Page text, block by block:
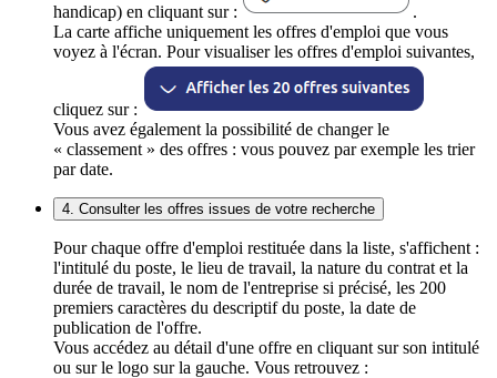
handicap) en cliquant sur :
.
La carte affiche uniquement les offres d'emploi que vous
voyez à l'écran. Pour visualiser les offres d'emploi suivantes,
cliquez sur :
Vous avez également la possibilité de changer le
« classement » des offres : vous pouvez par exemple les trier
par date.
4. Consulter les offres issues de votre recherche
Pour chaque offre d'emploi restituée dans la liste, s'affichent :
l'intitulé du poste, le lieu de travail, la nature du contrat et la
durée de travail, le nom de l'entreprise si précisé, les 200
premiers caractères du descriptif du poste, la date de
publication de l'offre.
Vous accédez au détail d'une offre en cliquant sur son intitulé
ou sur le logo sur la gauche. Vous retrouvez :